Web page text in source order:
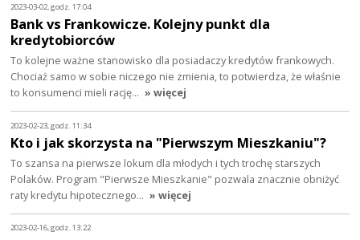
2023-03-02, godz. 17:04
Bank vs Frankowicze. Kolejny punkt dla
kredytobiorców
To kolejne ważne stanowisko dla posiadaczy kredytów frankowych.
Chociaż samo w sobie niczego nie zmienia, to potwierdza, że właśnie
to konsumenci mieli rację… » więcej
2023-02-23, godz. 11:34
Kto i jak skorzysta na "Pierwszym Mieszkaniu"?
To szansa na pierwsze lokum dla młodych i tych trochę starszych
Polaków. Program "Pierwsze Mieszkanie" pozwala znacznie obniżyć
raty kredytu hipotecznego… » więcej
2023-02-16, godz. 13:22